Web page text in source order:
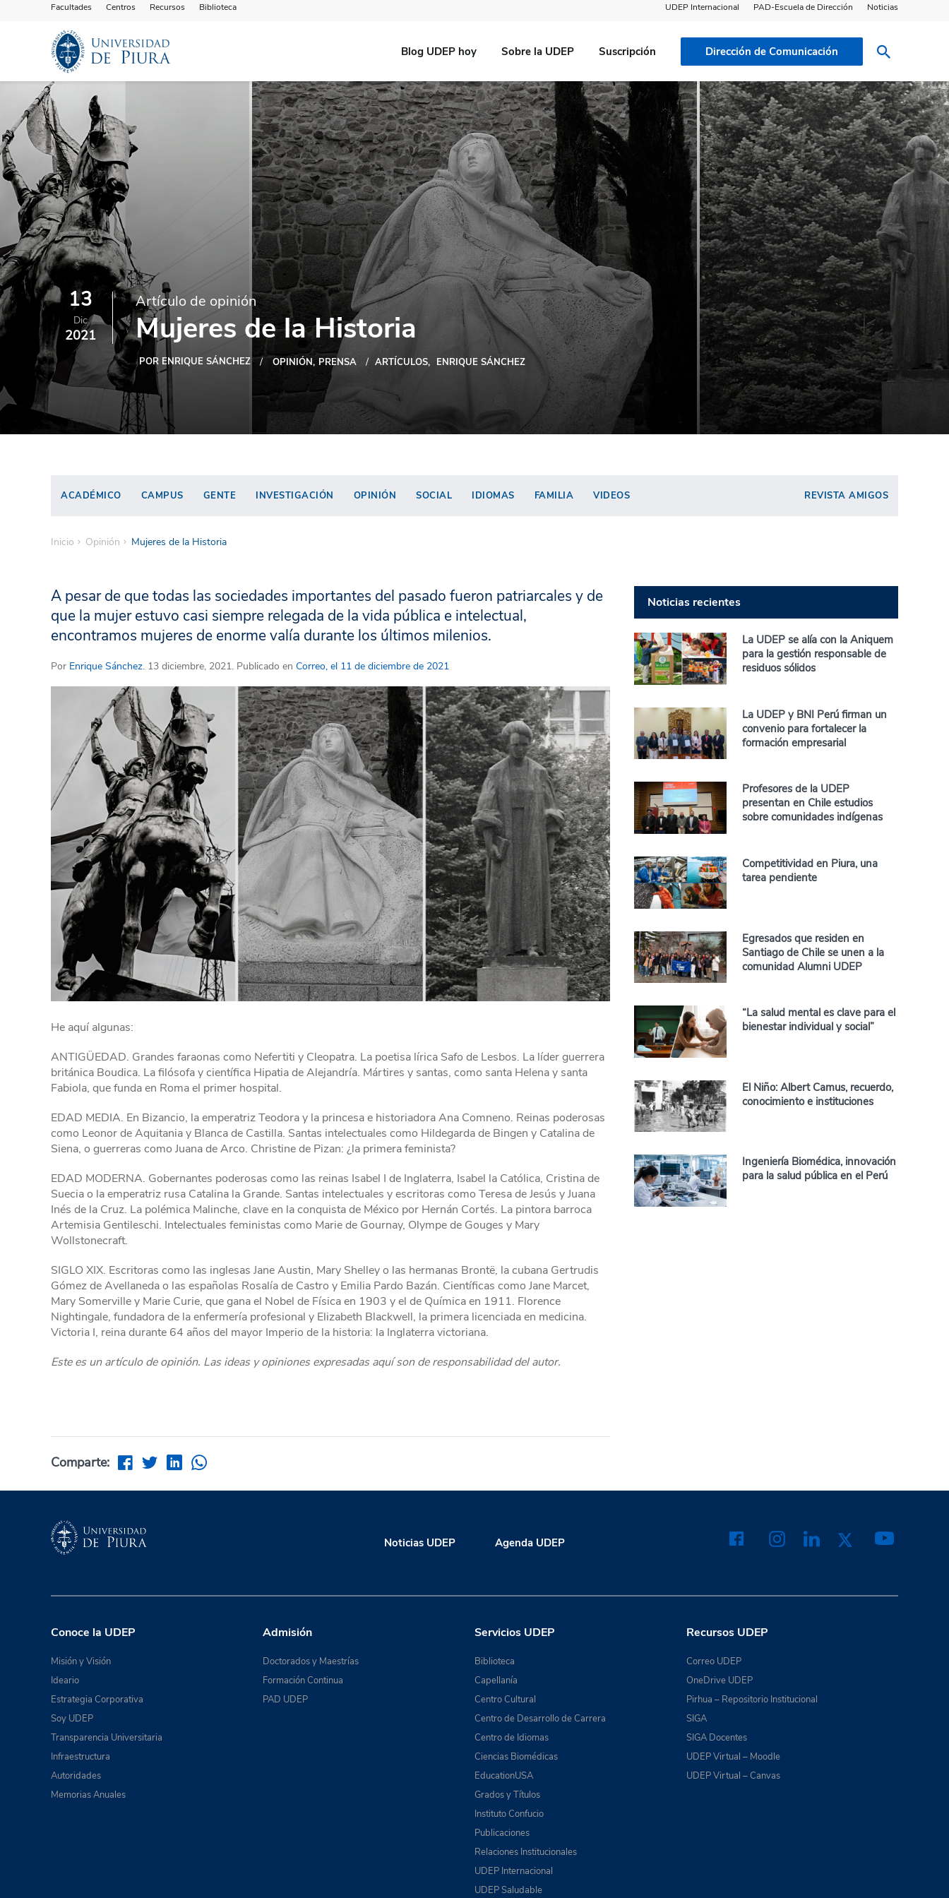
Facultades Centros Recursos Biblioteca UDEP Internacional PAD-Escuela de Dirección Noticias
Blog UDEP hoy Sobre la UDEP Suscripción Dirección de Comunicación
13
Dic
2021
Artículo de opinión
Mujeres de la Historia
POR ENRIQUE SÁNCHEZ OPINIÓN PRENSA ARTÍCULOS ENRIQUE SÁNCHEZ
ACADÉMICO CAMPUS GENTE INVESTIGACIÓN OPINIÓN SOCIAL IDIOMAS FAMILIA VIDEOS REVISTA AMIGOS
Inicio Opinión Mujeres de la Historia
A pesar de que todas las sociedades importantes del pasado fueron patriarcales y de
que la mujer estuvo casi siempre relegada de la vida pública e intelectual,
encontramos mujeres de enorme valía durante los últimos milenios.
Por Enrique Sánchez. 13 diciembre, 2021. Publicado en Correo, el 11 de diciembre de 2021
He aquí algunas:
ANTIGÜEDAD. Grandes faraonas como Nefertiti y Cleopatra. La poetisa lírica Safo de Lesbos. La líder guerrera
británica Boudica. La filósofa y científica Hipatia de Alejandría. Mártires y santas, como santa Helena y santa
Fabiola, que funda en Roma el primer hospital.
EDAD MEDIA. En Bizancio, la emperatriz Teodora y la princesa e historiadora Ana Comneno. Reinas poderosas
como Leonor de Aquitania y Blanca de Castilla. Santas intelectuales como Hildegarda de Bingen y Catalina de
Siena, o guerreras como Juana de Arco. Christine de Pizan: ¿la primera feminista?
EDAD MODERNA. Gobernantes poderosas como las reinas Isabel I de Inglaterra, Isabel la Católica, Cristina de
Suecia o la emperatriz rusa Catalina la Grande. Santas intelectuales y escritoras como Teresa de Jesús y Juana
Inés de la Cruz. La polémica Malinche, clave en la conquista de México por Hernán Cortés. La pintora barroca
Artemisia Gentileschi. Intelectuales feministas como Marie de Gournay, Olympe de Gouges y Mary
Wollstonecraft.
SIGLO XIX. Escritoras como las inglesas Jane Austin, Mary Shelley o las hermanas Brontë, la cubana Gertrudis
Gómez de Avellaneda o las españolas Rosalía de Castro y Emilia Pardo Bazán. Científicas como Jane Marcet,
Mary Somerville y Marie Curie, que gana el Nobel de Física en 1903 y el de Química en 1911. Florence
Nightingale, fundadora de la enfermería profesional y Elizabeth Blackwell, la primera licenciada en medicina.
Victoria I, reina durante 64 años del mayor Imperio de la historia: la Inglaterra victoriana.
Este es un artículo de opinión. Las ideas y opiniones expresadas aquí son de responsabilidad del autor.
Comparte:
Noticias recientes
La UDEP se alía con la Aniquem
para la gestión responsable de
residuos sólidos
La UDEP y BNI Perú firman un
convenio para fortalecer la
formación empresarial
Profesores de la UDEP
presentan en Chile estudios
sobre comunidades indígenas
Competitividad en Piura, una
tarea pendiente
Egresados que residen en
Santiago de Chile se unen a la
comunidad Alumni UDEP
“La salud mental es clave para el
bienestar individual y social”
El Niño: Albert Camus, recuerdo,
conocimiento e instituciones
Ingeniería Biomédica, innovación
para la salud pública en el Perú
Noticias UDEP Agenda UDEP
Conoce la UDEP
Misión y Visión
Ideario
Estrategia Corporativa
Soy UDEP
Transparencia Universitaria
Infraestructura
Autoridades
Memorias Anuales
Admisión
Doctorados y Maestrías
Formación Continua
PAD UDEP
Servicios UDEP
Biblioteca
Capellanía
Centro Cultural
Centro de Desarrollo de Carrera
Centro de Idiomas
Ciencias Biomédicas
EducationUSA
Grados y Títulos
Instituto Confucio
Publicaciones
Relaciones Institucionales
UDEP Internacional
UDEP Saludable
Recursos UDEP
Correo UDEP
OneDrive UDEP
Pirhua – Repositorio Institucional
SIGA
SIGA Docentes
UDEP Virtual – Moodle
UDEP Virtual – Canvas